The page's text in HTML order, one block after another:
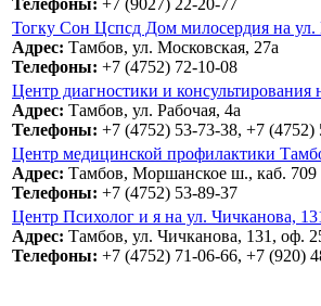
Телефоны: +7 (9027) 22-20-77
Тогку Сон Цспсд Дом милосердия на ул.
Адрес: Тамбов, ул. Московская, 27а
Телефоны: +7 (4752) 72-10-08
Центр диагностики и консультирования
Адрес: Тамбов, ул. Рабочая, 4а
Телефоны: +7 (4752) 53-73-38, +7 (4752)
Центр медицинской профилактики
Адрес: Тамбов, Моршанское ш., каб. 709
Телефоны: +7 (4752) 53-89-37
Центр Психолог и я на ул. Чичканова,
Адрес: Тамбов, ул. Чичканова, 131, оф.
Телефоны: +7 (4752) 71-06-66, +7 (920)